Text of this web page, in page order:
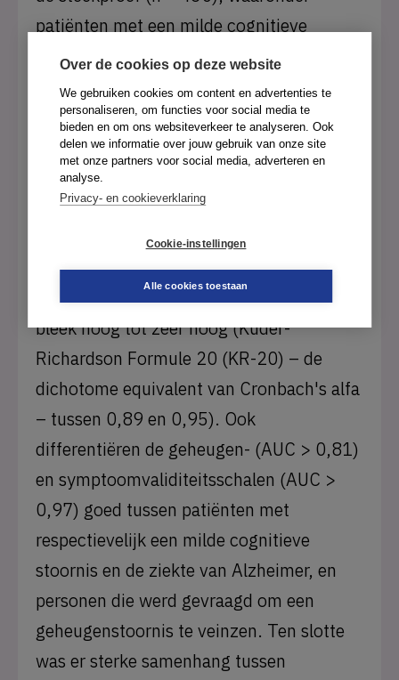
Over de cookies op deze website
We gebruiken cookies om content en advertenties te
personaliseren, om functies voor social media te
bieden en om ons websiteverkeer te analyseren. Ook
delen we informatie over jouw gebruik van onze site
met onze partners voor social media, adverteren en
analyse.
Privacy- en cookieverklaring
Cookie-instellingen
Alle cookies toestaan
patiënten met een milde cognitieve
stoornis, de ziekte van Alzheimer,
personen die werd gevraagd om een
geheugenstoornis te veinzen, en
procederende personen geclassificeerd als
malingeraars van neurocognitieve
disfunctie (MND) en non-malingeraars
(non-MND) (voor meer informatie: zie
Meyer e.a., 2017). De interne
betrouwbaarheid van de geheugenschalen
bleek hoog tot zeer hoog (Kuder-
Richardson Formule 20 (KR-20) – de
dichotome equivalent van Cronbach's alfa
– tussen 0,89 en 0,95). Ook
differentiëren de geheugen- (AUC > 0,81)
en symptoomvaliditeitsschalen (AUC >
0,97) goed tussen patiënten met
respectievelijk een milde cognitieve
stoornis en de ziekte van Alzheimer, en
personen die werd gevraagd om een
geheugenstoornis te veinzen. Ten slotte
was er sterke samenhang tussen